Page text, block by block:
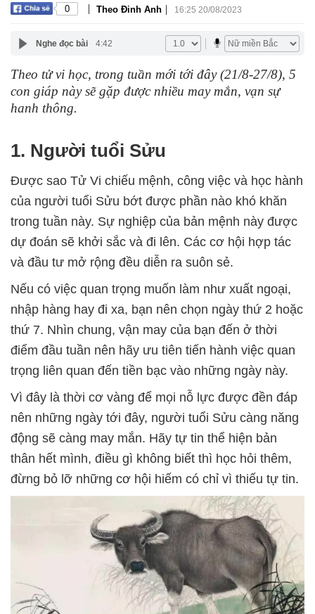
0 | Theo Đinh Anh | 16:25 20/08/2023
Nghe đọc bài 4:42
Theo tử vi học, trong tuần mới tới đây (21/8-27/8), 5
con giáp này sẽ gặp được nhiều may mắn, vạn sự
hanh thông.
1. Người tuổi Sửu
Được sao Tử Vi chiếu mệnh, công việc và học hành
của người tuổi Sửu bớt được phần nào khó khăn
trong tuần này. Sự nghiệp của bản mệnh này được
dự đoán sẽ khởi sắc và đi lên. Các cơ hội hợp tác
và đầu tư mở rộng đều diễn ra suôn sẻ.
Nếu có việc quan trọng muốn làm như xuất ngoại,
nhập hàng hay đi xa, bạn nên chọn ngày thứ 2 hoặc
thứ 7. Nhìn chung, vận may của bạn đến ở thời
điểm đầu tuần nên hãy ưu tiên tiến hành việc quan
trọng liên quan đến tiền bạc vào những ngày này.
Vì đây là thời cơ vàng để mọi nỗ lực được đền đáp
nên những ngày tới đây, người tuổi Sửu càng năng
động sẽ càng may mắn. Hãy tự tin thể hiện bản
thân hết mình, điều gì không biết thì học hỏi thêm,
đừng bỏ lỡ những cơ hội hiếm có chỉ vì thiếu tự tin.